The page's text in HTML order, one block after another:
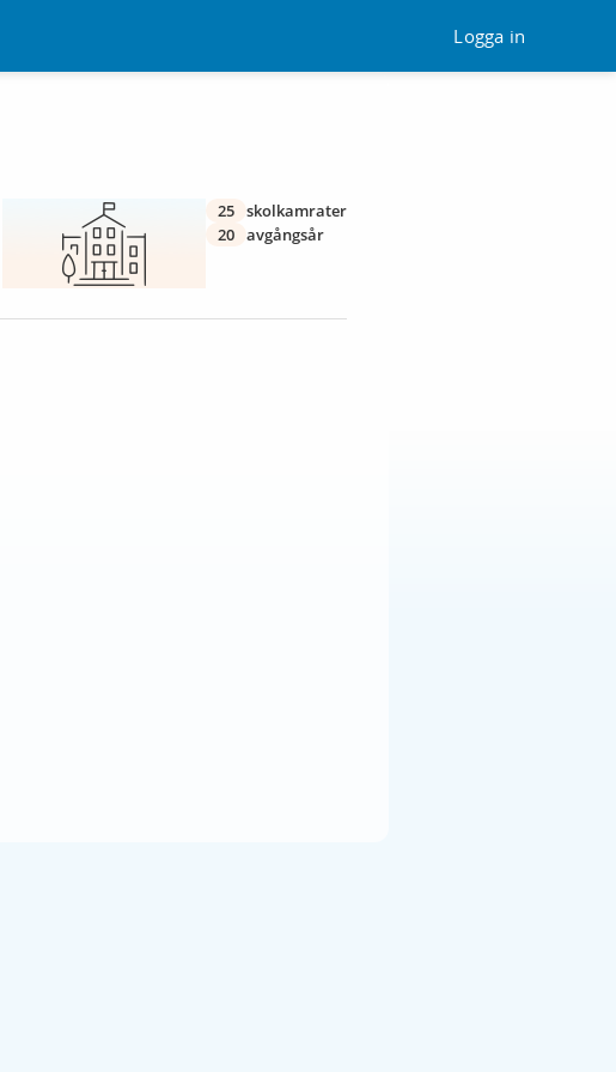
Logga in
25 skolkamrater
20 avgångsår